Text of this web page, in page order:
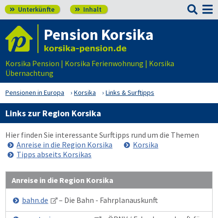
 Unterkünfte  Inhalt 
Pension Korsika
Korsika Pension | Korsika Ferienwohnung | Korsika
Übernachtung
Pensionen in Europa Korsika Links & Surftipps
Links zur Region Korsika
Hier finden Sie interessante Surftipps rund um die Themen
Anreise in die Region Korsika
Korsika
Tipps abseits Korsikas
Anreise in die Region Korsika
bahn.de
– Die Bahn - Fahrplanauskunft